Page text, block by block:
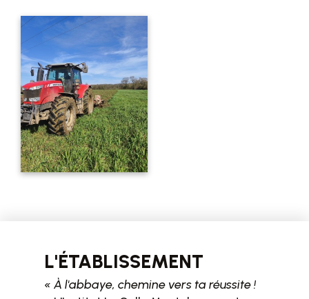
L'ÉTABLISSEMENT
« À l'abbaye, chemine vers ta réussite !